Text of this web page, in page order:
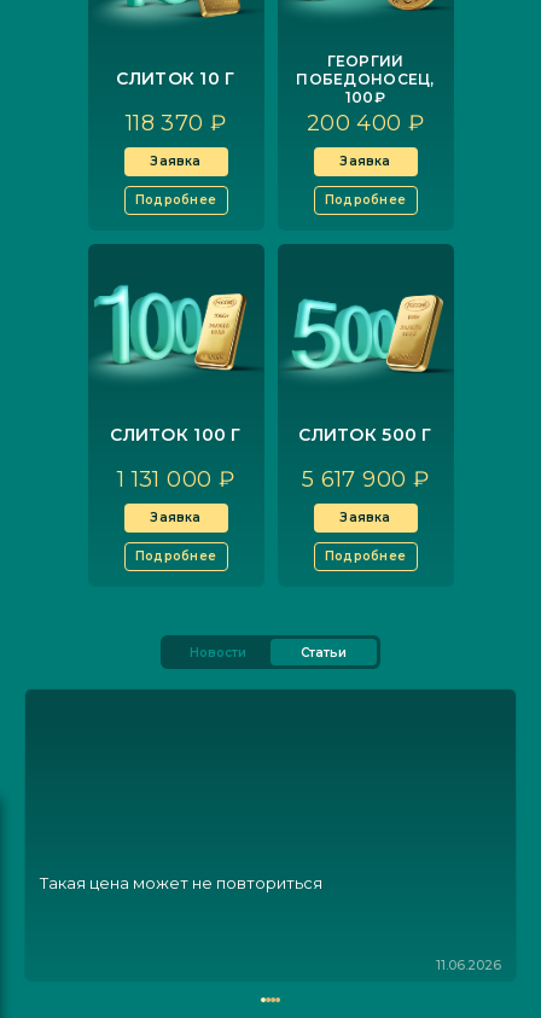
СЛИТОК 10 Г
118 370 ₽
Заявка
Подробнее
ГЕОРГИЙ
ПОБЕДОНОСЕЦ,
100₽
200 400 ₽
Заявка
Подробнее
СЛИТОК 100 Г
1 131 000 ₽
Заявка
Подробнее
СЛИТОК 500 Г
5 617 900 ₽
Заявка
Подробнее
Новости Статьи
Такая цена может не повториться
11.06.2026